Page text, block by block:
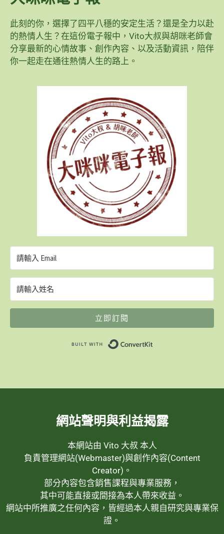
此刻的你，選擇了四平八穩的安定生活？還是全力以赴
的熱情人生？在這份電子報中，Vito大叔與胡咪老師會
分享最新的心情故事、創作內容、以及活動資訊，陪伴
你一起走在通往熱情人生的路上。
立即訂閱
網站聲明與利益揭露
本網站由 Vito 大叔 本人
負責管理網站(Webmaster)與創作內容(Content
Creator)。
部分內容包含銷售課程與專業服務，
其中可能直接或間接為本人帶來收益。
網站中所推廣之任何內容，皆經過本人親自研究與專業保
證。